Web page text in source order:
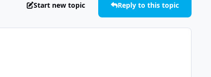
Start new topic Reply to this topic